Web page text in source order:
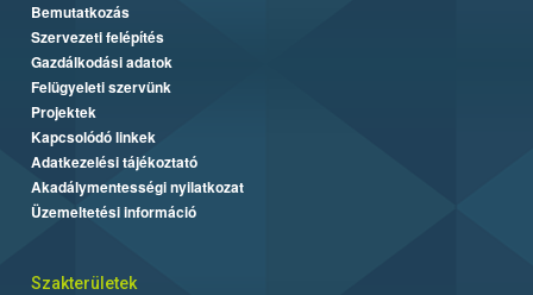
Bemutatkozás
Szervezeti felépítés
Gazdálkodási adatok
Felügyeleti szervünk
Projektek
Kapcsolódó linkek
Adatkezelési tájékoztató
Akadálymentességi nyilatkozat
Üzemeltetési információ
Szakterületek